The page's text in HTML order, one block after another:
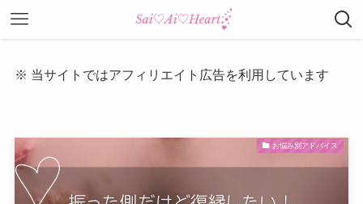
※ 当サイトではアフィリエイト広告を利用しています
お悩み別アドバイス